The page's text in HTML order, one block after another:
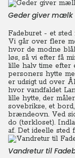
Geder giver mælk
Fadeburet - et sted
Vi går over flere
hvor de modne
løs, så vi efter få
lille halv time efter
personers hytte
er udsigt ud over
hvor vandfaldet
lille hytte, der
sovebrikse, et
brændeovn. Ved
do (tørkloset).
af. Det ideelle
Vandretur til